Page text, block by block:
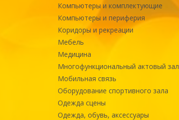
Компьютеры и комплектующие
Компьютеры и периферия
Коридоры и рекреации
Мебель
Медицина
Многофункциональный актовый зал
Мобильная связь
Оборудование спортивного зала
Одежда сцены
Одежда, обувь, аксессуары